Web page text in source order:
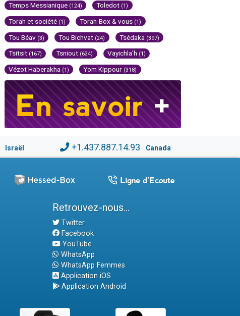
Temps Messianique (124) Toledot (1)
Torah et société (1) Torah-Box & vous (1)
Tou Béav (3) Tou Bichvat (24) Tsédaka (397)
Tsitsit (167) Tsniout (634) Vayichla'h (1)
Vézot Haberakha (1) Yom Kippour (318)
Israël +1.437.887.14.93 Canada
Retrouvez-nous...
Twitter
Facebook
YouTube
WhatsApp
WhatsApp Femmes
Application iOS
Application Android